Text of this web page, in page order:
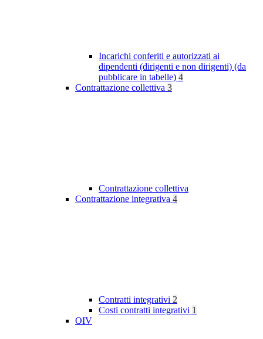
Incarichi conferiti e autorizzati ai
dipendenti (dirigenti e non dirigenti) (da
pubblicare in tabelle) 4
Contrattazione collettiva 3
Contrattazione collettiva
Contrattazione integrativa 4
Contratti integrativi 2
Costi contratti integrativi 1
OIV